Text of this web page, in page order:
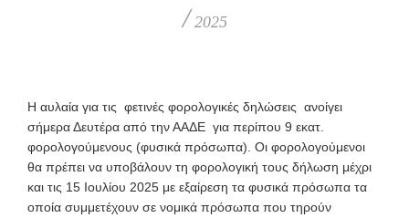
/2025
H αυλαία για τις φετινές φορολογικές δηλώσεις ανοίγει
σήμερα Δευτέρα από την ΑΑΔΕ για περίπου 9 εκατ.
φορολογούμενους (φυσικά πρόσωπα). Οι φορολογούμενοι
θα πρέπει να υποβάλουν τη φορολογική τους δήλωση μέχρι
και τις 15 Ιουλίου 2025 με εξαίρεση τα φυσικά πρόσωπα τα
οποία συμμετέχουν σε νομικά πρόσωπα που τηρούν